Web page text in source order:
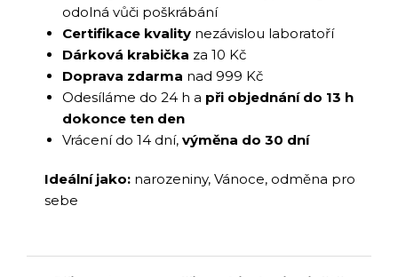
odolná vůči poškrábání
Certifikace kvality nezávislou laboratoří
Dárková krabička za 10 Kč
Doprava zdarma nad 999 Kč
Odesíláme do 24 h a při objednání do 13 h
dokonce ten den
Vrácení do 14 dní, výměna do 30 dní
Ideální jako: narozeniny, Vánoce, odměna pro
sebe